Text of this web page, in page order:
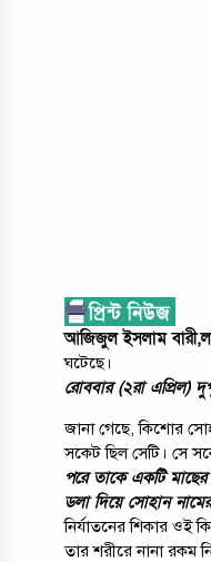
আজিজুল ইসলাম
ঘটেছে।
রোববার (২রা এপ্রিল)
জানা গেছে, কিশোর
সকেট ছিল সেটি। সে
পরে তাকে একটি মাছের
ডলা দিয়ে সোহান
নির্যাতনের শিকার ওই
তার শরীরে নানা রকম